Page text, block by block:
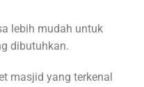
lebih mudah untuk
dibutuhkan.
masjid yang terkenal